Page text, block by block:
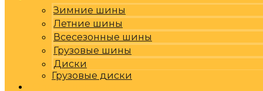
Зимние шины
Летние шины
Всесезонные шины
Грузовые шины
Диски
Грузовые диски